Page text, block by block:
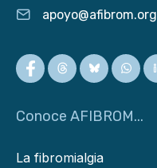
apoyo@afibrom.org
Conoce AFIBROM...
La fibromialgia